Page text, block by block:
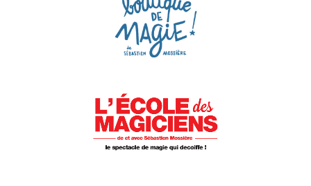
EN SAVOIR PLUS
EN SAVOIR PLUS